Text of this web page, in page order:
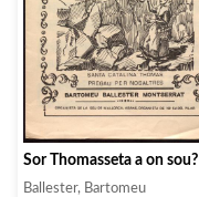
Sor Thomasseta a on sou?
Ballester, Bartomeu